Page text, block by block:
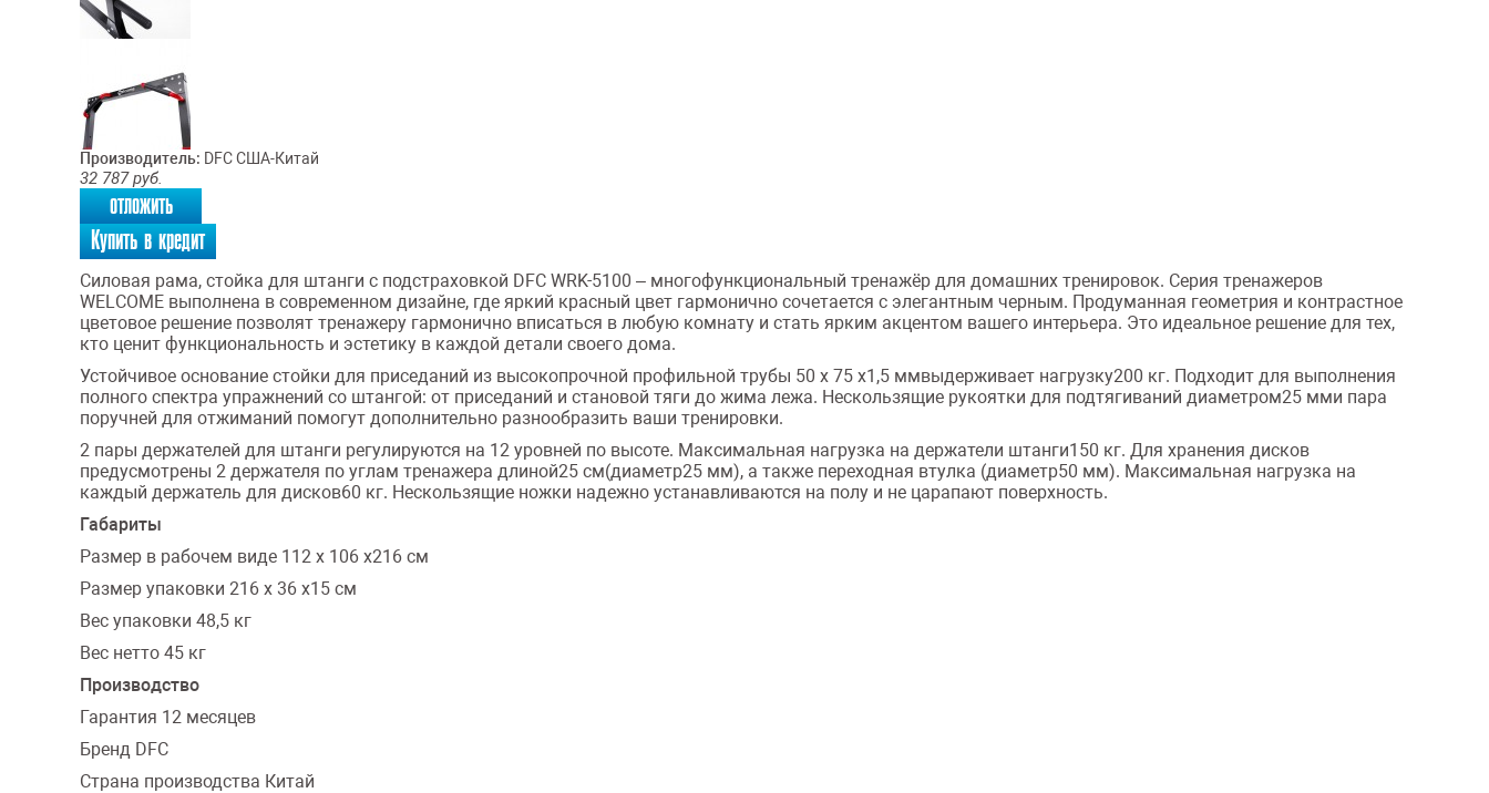
Производитель: DFC США-Китай
32 787 руб.
отложить
Купить в кредит
Силовая рама, стойка для штанги с подстраховкой DFC WRK-5100 – многофункциональный тренажёр для домашних тренировок. Серия тренажеров
WELCOME выполнена в современном дизайне, где яркий красный цвет гармонично сочетается с элегантным черным. Продуманная геометрия и контрастное
цветовое решение позволят тренажеру гармонично вписаться в любую комнату и стать ярким акцентом вашего интерьера. Это идеальное решение для тех,
кто ценит функциональность и эстетику в каждой детали своего дома.
Устойчивое основание стойки для приседаний из высокопрочной профильной трубы 50 х 75 х1,5 ммвыдерживает нагрузку200 кг. Подходит для выполнения
полного спектра упражнений со штангой: от приседаний и становой тяги до жима лежа. Нескользящие рукоятки для подтягиваний диаметром25 мми пара
поручней для отжиманий помогут дополнительно разнообразить ваши тренировки.
2 пары держателей для штанги регулируются на 12 уровней по высоте. Максимальная нагрузка на держатели штанги150 кг. Для хранения дисков
предусмотрены 2 держателя по углам тренажера длиной25 см(диаметр25 мм), а также переходная втулка (диаметр50 мм). Максимальная нагрузка на
каждый держатель для дисков60 кг. Нескользящие ножки надежно устанавливаются на полу и не царапают поверхность.
Габариты
Размер в рабочем виде 112 х 106 х216 см
Размер упаковки 216 х 36 х15 см
Вес упаковки 48,5 кг
Вес нетто 45 кг
Производство
Гарантия 12 месяцев
Бренд DFC
Страна производства Китай